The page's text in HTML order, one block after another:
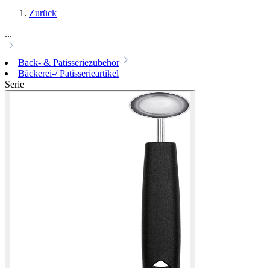
Zurück
...
Back- & Patisseriezubehör
Bäckerei-/ Patisserieartikel
Serie